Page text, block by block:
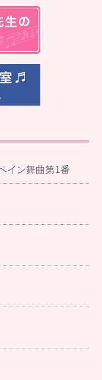
イン舞曲第1番